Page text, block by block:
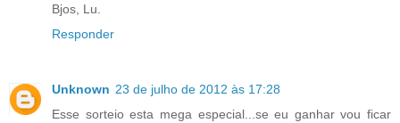
Bjos, Lu.
Responder
Unknown 23 de julho de 2012 às 17:28
Esse sorteio esta mega especial...se eu ganhar vou ficar